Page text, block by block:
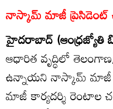
నాస్కామ్‌ మాజీ ప్రెసిడెంట్‌
హైదరాబాద్‌ (ఆంధ్రజ్యోతి
ఆధారిత వృద్ధిలో తెలంగాణ,
ఉన్నాయని నాస్కామ్‌ మాజీ
మాజీ కార్యదర్శి రెంటాల